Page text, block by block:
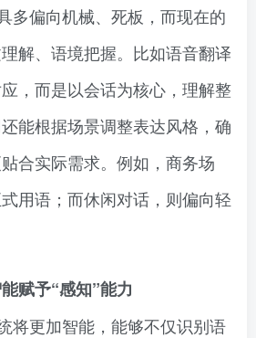
多偏向机械、死板，而现在的
解、语境把握。比如语音翻译
，而是以会话为核心，理解整
能根据场景调整表达风格，确
合实际需求。例如，商务场
用语；而休闲对话，则偏向轻
赋予“感知”能力
将更加智能，能够不仅识别语